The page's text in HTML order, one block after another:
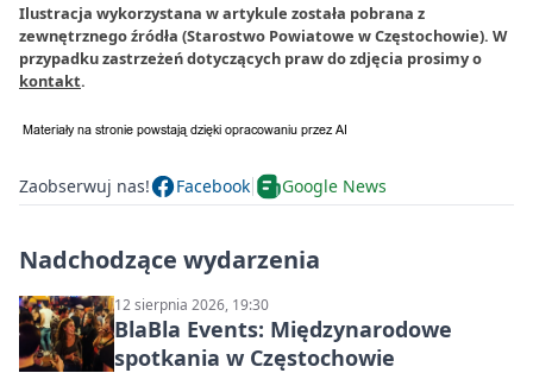
Ilustracja wykorzystana w artykule została pobrana z
zewnętrznego źródła (Starostwo Powiatowe w Częstochowie). W
przypadku zastrzeżeń dotyczących praw do zdjęcia prosimy o
kontakt.
Zaobserwuj nas! Facebook Google News
Nadchodzące wydarzenia
12 sierpnia 2026, 19:30
BlaBla Events: Międzynarodowe
spotkania w Częstochowie